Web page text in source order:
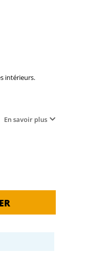
intérieurs.
En savoir plus